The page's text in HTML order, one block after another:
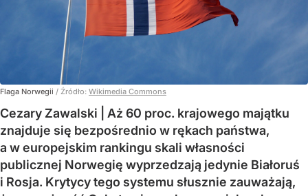
Flaga Norwegii / Źródło: Wikimedia Commons
Cezary Zawalski | Aż 60 proc. krajowego majątku
znajduje się bezpośrednio w rękach państwa,
a w europejskim rankingu skali własności
publicznej Norwegię wyprzedzają jedynie Białoruś
i Rosja. Krytycy tego systemu słusznie zauważają,